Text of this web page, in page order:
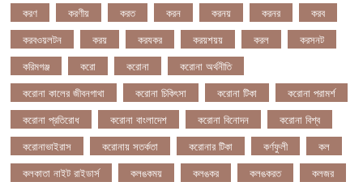
করণ করণীয় করত করন করনয় করনর
করব
করবওয়লটন
করয় করযকর করয়শয়য় করল
করসনট
করিমগঞ্জ
করো করোনা
করোনা অর্থনীতি
করোনা কালের জীবনগাথা
করোনা চিকিৎসা করোনা টিকা
করোনা পরামর্শ
করোনা প্রতিরোধ
করোনা বাংলাদেশ করোনা বিনোদন
করোনা বিশ্ব
করোনাভাইরাস
করোনায় সতর্কতা করোনার টিকা কর্ণফুলী
কল
কলকাতা নাইট রাইডার্স
কলঙকময় কলঙকর কলঙকরত
কলজর